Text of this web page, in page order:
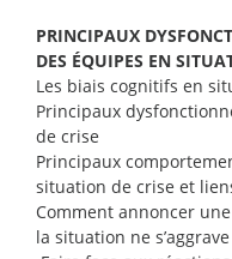
PRINCIPAUX
DES ÉQUIPES EN
Les biais cognitifs en
Principaux
de crise
Principaux
situation de crise et
Comment annoncer
la situation ne s’aggrave